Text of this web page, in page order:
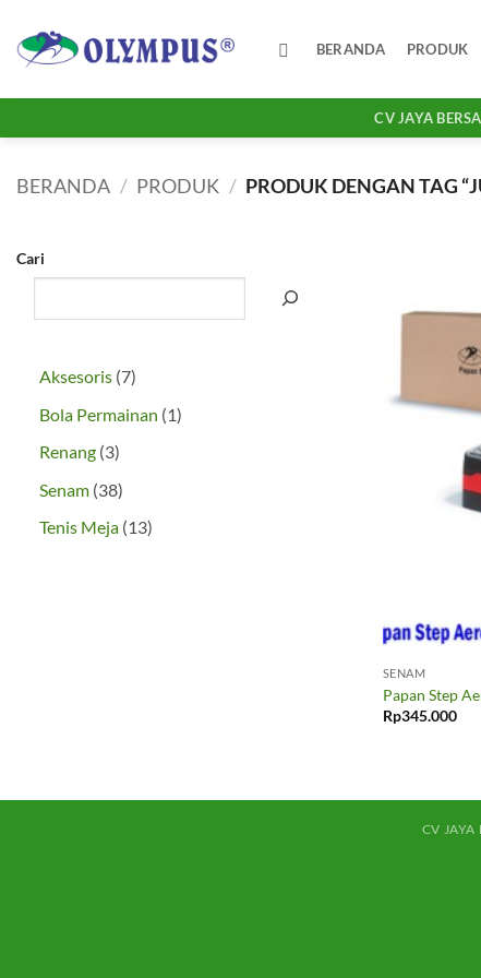
content
BERANDA PRODUK
CV JAYA
BERANDA / PRODUK / PRODUK DENGAN TAG
Cari
Aksesoris 77
Produk
Bola Permainan 11
Renang 33
Produk
Senam 3838
Produk
Tenis Meja 1313
SENAM
Papan Step
Rp345.000
CV JAYA